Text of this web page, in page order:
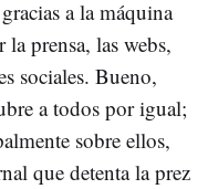
a la máquina
prensa, las webs,
sociales. Bueno,
a todos por igual;
sobre ellos,
que detenta la prez